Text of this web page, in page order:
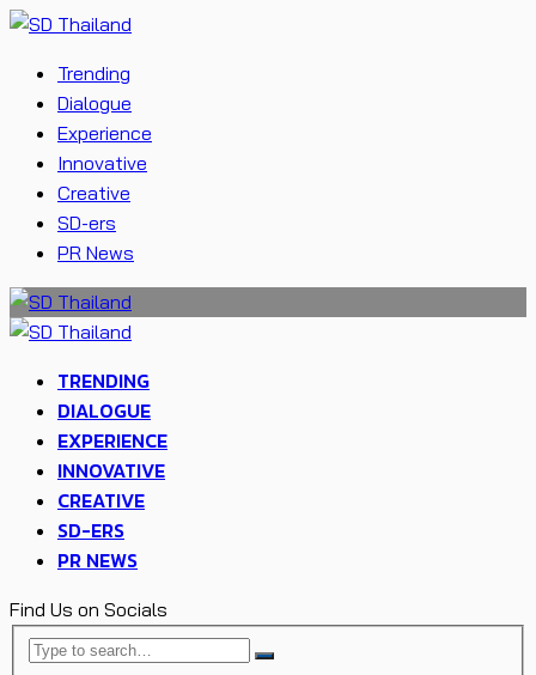
Trending
Dialogue
Experience
Innovative
Creative
SD-ers
PR News
TRENDING
DIALOGUE
EXPERIENCE
INNOVATIVE
CREATIVE
SD-ERS
PR NEWS
Find Us on Socials